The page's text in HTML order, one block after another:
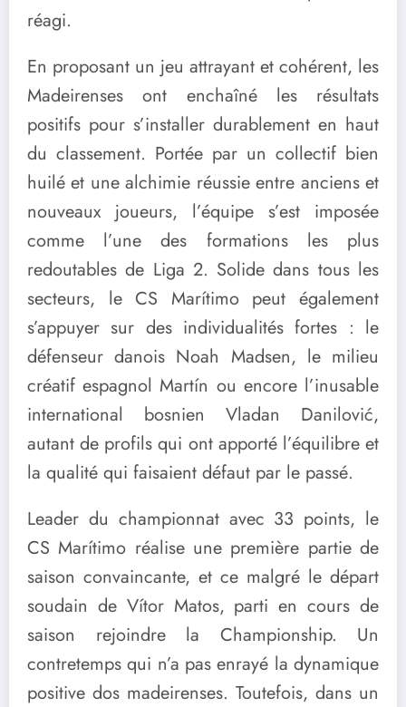
réagi.
En proposant un jeu attrayant et cohérent, les
Madeirenses ont enchaîné les résultats
positifs pour s’installer durablement en haut
du classement. Portée par un collectif bien
huilé et une alchimie réussie entre anciens et
nouveaux joueurs, l’équipe s’est imposée
comme l’une des formations les plus
redoutables de Liga 2. Solide dans tous les
secteurs, le CS Marítimo peut également
s’appuyer sur des individualités fortes : le
défenseur danois Noah Madsen, le milieu
créatif espagnol Martín ou encore l’inusable
international bosnien Vladan Danilović,
autant de profils qui ont apporté l’équilibre et
la qualité qui faisaient défaut par le passé.
Leader du championnat avec 33 points, le
CS Marítimo réalise une première partie de
saison convaincante, et ce malgré le départ
soudain de Vítor Matos, parti en cours de
saison rejoindre la Championship. Un
contretemps qui n’a pas enrayé la dynamique
positive dos madeirenses. Toutefois, dans un